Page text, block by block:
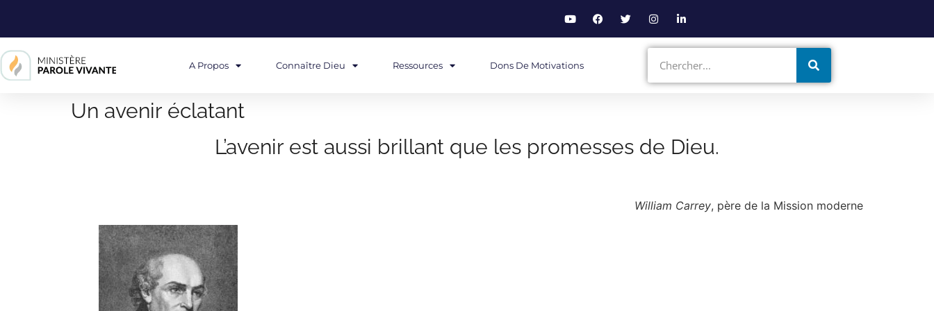
A Propos Connaître Dieu Ressources Dons De Motivations
Un avenir éclatant
L’avenir est aussi brillant que les promesses de Dieu.
William Carrey, père de la Mission moderne